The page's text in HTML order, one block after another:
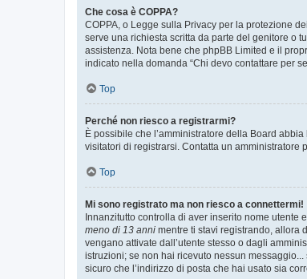
Che cosa è COPPA?
COPPA, o Legge sulla Privacy per la protezione
serve una richiesta scritta da parte del genitore o
assistenza. Nota bene che phpBB Limited e il
indicato nella domanda “Chi devo contattare per
Top
Perché non riesco a registrarmi?
È possibile che l’amministratore della Board
visitatori di registrarsi. Contatta un amministratore
Top
Mi sono registrato ma non riesco a connettermi!
Innanzitutto controlla di aver inserito nome utente
meno di 13 anni mentre ti stavi registrando, allora
vengano attivate dall’utente stesso o dagli
istruzioni; se non hai ricevuto nessun
sicuro che l’indirizzo di posta che hai usato sia